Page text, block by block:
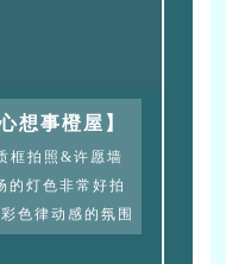
心想事橙屋】
框拍照&许愿墙
的灯色非常好拍
色律动感的氛围